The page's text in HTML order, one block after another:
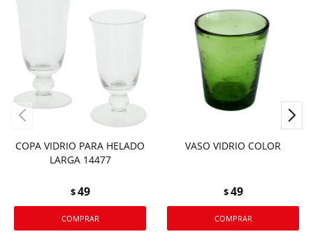
COPA VIDRIO PARA HELADO
LARGA 14477
$49
VASO VIDRIO COLOR
$49